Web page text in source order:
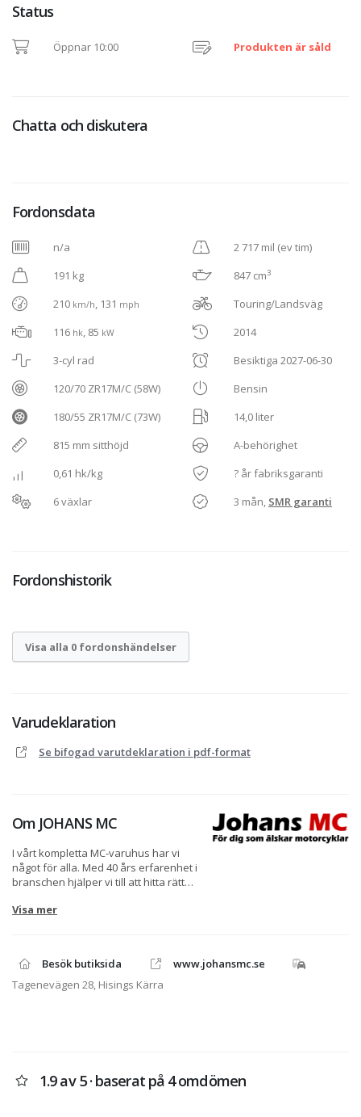
Status
Öppnar 10:00 Produkten är såld
Chatta och diskutera
Fordonsdata
n/a
191 kg
210 km/h, 131 mph
116 hk, 85 kW
3-cyl rad
120/70 ZR17M/C (58W)
180/55 ZR17M/C (73W)
815 mm sitthöjd
0,61 hk/kg
6 växlar
2 717 mil (ev tim)
847 cm3
Touring/Landsväg
2014
Besiktiga 2027-06-30
Bensin
14,0 liter
A-behörighet
? år fabriksgaranti
3 mån, SMR garanti
Fordonshistorik
Visa alla 0 fordonshändelser
Varudeklaration
Se bifogad varutdeklaration i pdf-format
Om JOHANS MC
I vårt kompletta MC-varuhus har vi
något för alla. Med 40 års erfarenhet i
branschen hjälper vi till att hitta rätt
auktoriserad återförsäljare av
även tillbehör och personlig
utrustning för alla smaker. Johans MC-
Service AB behandlar
telefonen, maila gärna in din
beställning till
Visa mer
Besök butiksida
www.johansmc.se
Tagenevägen 28, Hisings Kärra
1.9 av 5 · baserat på 4 omdömen